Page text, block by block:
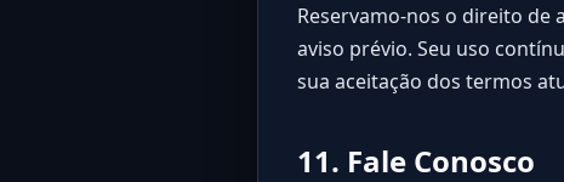
Reservamo-nos o direito de
aviso prévio. Seu uso
sua aceitação dos termos
11. Fale Conosco